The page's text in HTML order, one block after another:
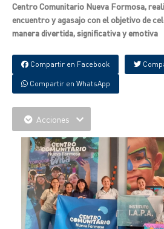
Centro Comunitario Nueva Formosa,
encuentro y agasajo con el objetivo de
manera divertida, significativa y emotiva
Compartir en Facebook
Compartir en WhatsApp
Acciones